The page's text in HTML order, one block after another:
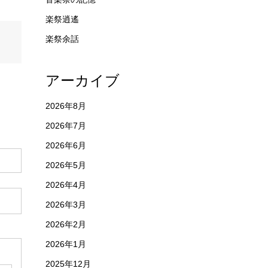
楽祭逍遙
楽祭余話
アーカイブ
2026年8月
2026年7月
2026年6月
2026年5月
2026年4月
2026年3月
2026年2月
2026年1月
2025年12月